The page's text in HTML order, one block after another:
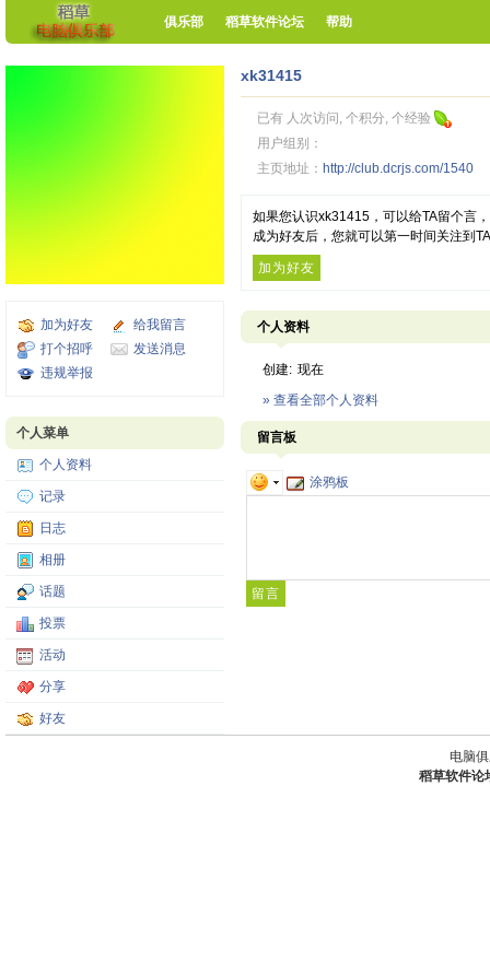
俱乐部 稻草软件论坛 帮助
加为好友
给我留言
打个招呼
发送消息
违规举报
个人菜单
个人资料
记录
日志
相册
话题
投票
活动
分享
好友
xk31415
已有 人次访问, 个积分, 个经验
用户组别：
主页地址： http://club.dcrjs.com/1540
如果您认识xk31415，可以给TA留个言
成为好友后，您就可以第一时间关注到
加为好友
个人资料
创建: 现在
» 查看全部个人资料
留言板
涂鸦板
电脑
稻草软件论